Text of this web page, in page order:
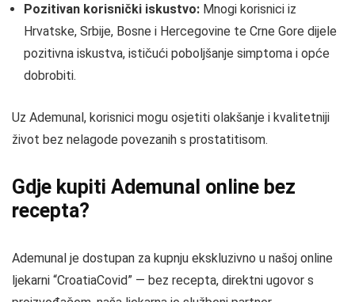
Pozitivan korisnički iskustvo: Mnogi korisnici iz
Hrvatske, Srbije, Bosne i Hercegovine te Crne Gore dijele
pozitivna iskustva, ističući poboljšanje simptoma i opće
dobrobiti.
Uz Ademunal, korisnici mogu osjetiti olakšanje i kvalitetniji
život bez nelagode povezanih s prostatitisom.
Gdje kupiti Ademunal online bez
recepta?
Ademunal je dostupan za kupnju ekskluzivno u našoj online
ljekarni “CroatiaCovid” — bez recepta, direktni ugovor s